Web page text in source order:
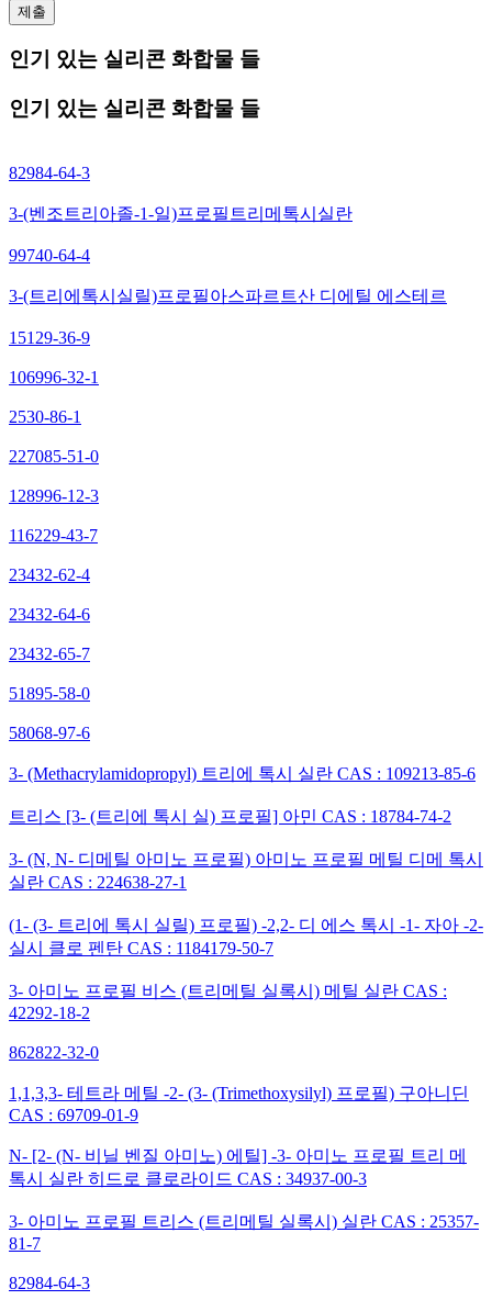
제출
인기 있는 실리콘 화합물 들
인기 있는 실리콘 화합물 들
82984-64-3
3-(벤조트리아졸-1-일)프로필트리메톡시실란
99740-64-4
3-(트리에톡시실릴)프로필아스파르트산 디에틸 에스테르
15129-36-9
106996-32-1
2530-86-1
227085-51-0
128996-12-3
116229-43-7
23432-62-4
23432-64-6
23432-65-7
51895-58-0
58068-97-6
3- (Methacrylamidopropyl) 트리에 톡시 실란 CAS : 109213-85-6
트리스 [3- (트리에 톡시 실) 프로필] 아민 CAS : 18784-74-2
3- (N, N- 디메틸 아미노 프로필) 아미노 프로필 메틸 디메 톡시
실란 CAS : 224638-27-1
(1- (3- 트리에 톡시 실릴) 프로필) -2,2- 디 에스 톡시 -1- 자아 -2-
실시 클로 펜탄 CAS : 1184179-50-7
3- 아미노 프로필 비스 (트리메틸 실록시) 메틸 실란 CAS :
42292-18-2
862822-32-0
1,1,3,3- 테트라 메틸 -2- (3- (Trimethoxysilyl) 프로필) 구아니딘
CAS : 69709-01-9
N- [2- (N- 비닐 벤질 아미노) 에틸] -3- 아미노 프로필 트리 메
톡시 실란 히드로 클로라이드 CAS : 34937-00-3
3- 아미노 프로필 트리스 (트리메틸 실록시) 실란 CAS : 25357-
81-7
82984-64-3